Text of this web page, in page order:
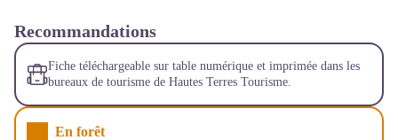
Recommandations
Fiche téléchargeable sur table numérique et imprimée dans les
bureaux de tourisme de Hautes Terres Tourisme.
En forêt